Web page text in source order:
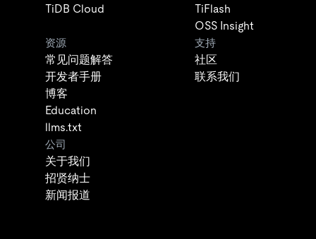
TiDB Cloud
TiFlash
OSS Insight
资源
常见问题解答
开发者手册
博客
Education
llms.txt
支持
社区
联系我们
公司
关于我们
招贤纳士
新闻报道